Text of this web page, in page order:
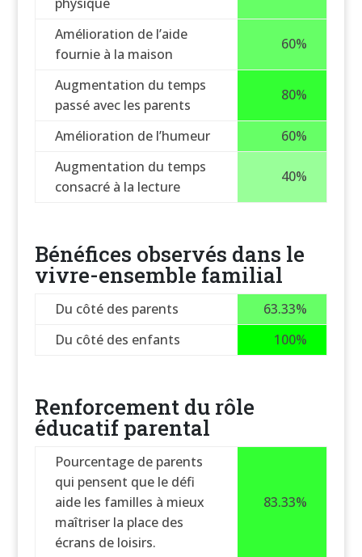
Amélioration de l’aide
fournie à la maison
60%
Augmentation du temps
passé avec les parents
80%
Amélioration de l’humeur
60%
Augmentation du temps
consacré à la lecture
40%
Bénéfices observés dans le
vivre-ensemble familial
Du côté des parents
63.33%
Du côté des enfants
100%
Renforcement du rôle
éducatif parental
Pourcentage de parents
qui pensent que le défi
aide les familles à mieux
maîtriser la place des
écrans de loisirs.
83.33%